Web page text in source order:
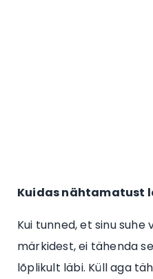
Kuidas nähtamatust
Kui tunned, et sinu
märkidest, ei tähenda
lõplikult läbi. Küll aga